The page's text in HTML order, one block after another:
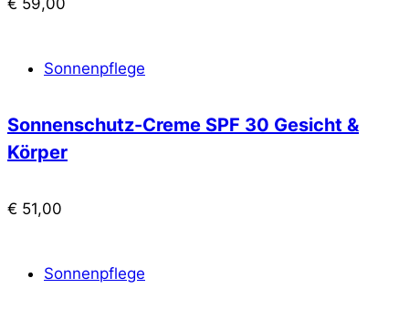
Sonnenpflege
Sonnenschutz-Creme SPF 30 Gesicht &
Körper
€ 51,00
Sonnenpflege